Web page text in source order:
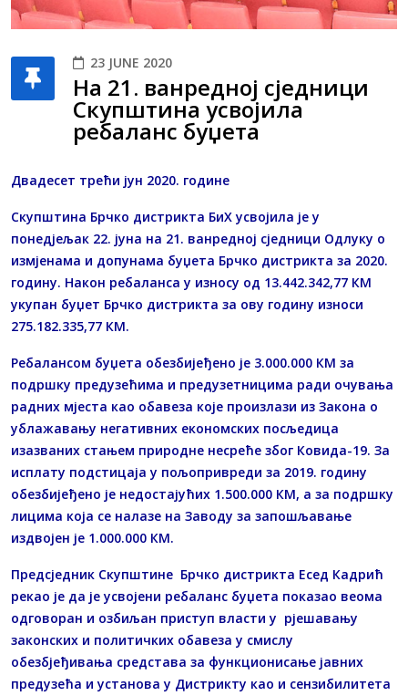
23 JUNE 2020
На 21. ванредној сједници
Скупштина усвојила
ребаланс буџета
Двадесет трећи јун 2020. године
Скупштина Брчко дистрикта БиХ усвојила је у
понедјељак 22. јуна на 21. ванредној сједници Одлуку о
измјенама и допунама буџета Брчко дистрикта за 2020.
годину. Након ребаланса у износу од 13.442.342,77 КМ
укупан буџет Брчко дистрикта за ову годину износи
275.182.335,77 КМ.
Ребалансом буџета обезбијеђено је 3.000.000 КМ за
подршку предузећима и предузетницима ради очувања
радних мјеста као обавеза које произлази из Закона о
ублажавању негативних економских посљедица
изазваних стањем природне несреће због Ковида-19. За
исплату подстицаја у пољопривреди за 2019. годину
обезбијеђено је недостајућих 1.500.000 КМ, а за подршку
лицима која се налазе на Заводу за запошљавање
издвојен је 1.000.000 КМ.
Предсједник Скупштине Брчко дистрикта Есед Кадрић
рекао је да је усвојени ребаланс буџета показао веома
одговоран и озбиљан приступ власти у рјешавању
законских и политичких обавеза у смислу
обезбјеђивања средстава за функционисање јавних
предузећа и установа у Дистрикту као и сензибилитета